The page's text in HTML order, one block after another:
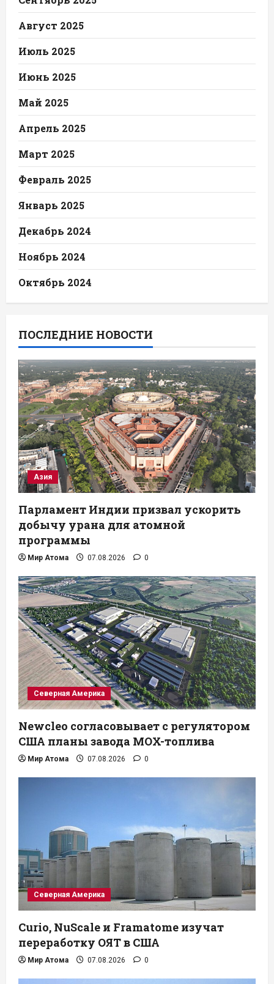
Август 2025
Июль 2025
Июнь 2025
Май 2025
Апрель 2025
Март 2025
Февраль 2025
Январь 2025
Декабрь 2024
Ноябрь 2024
Октябрь 2024
ПОСЛЕДНИЕ НОВОСТИ
Азия
Парламент Индии призвал ускорить
добычу урана для атомной
программы
Мир Атома 07.08.2026 0
Северная Америка
Newcleo согласовывает с регулятором
США планы завода MOX-топлива
Мир Атома 07.08.2026 0
Северная Америка
Curio, NuScale и Framatome изучат
переработку ОЯТ в США
Мир Атома 07.08.2026 0